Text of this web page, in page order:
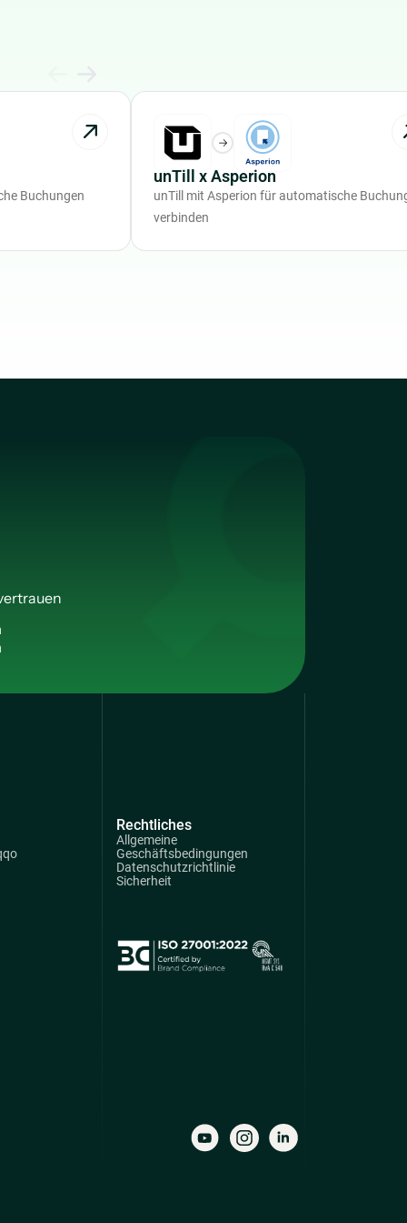
Buchungen
unTill x Asperion
unTill mit Asperion für automatische
verbinden
Rechtliches
Allgemeine
Geschäftsbedingungen
Datenschutzrichtlinie
Sicherheit